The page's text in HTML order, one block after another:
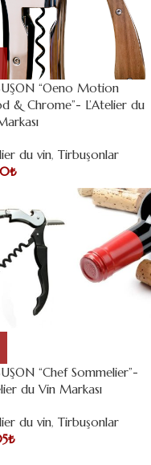
“Oeno Motion
& Chrome”- L’Atelier du
du vin, Tirbuşonlar
₺
“Chef Sommelier”-
du Vin Markası
du vin, Tirbuşonlar
₺